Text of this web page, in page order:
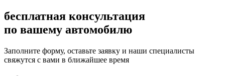
бесплатная консультация
по вашему автомобилю
Заполните форму, оставьте заявку и наши специалисты
свяжутся с вами в ближайшее время